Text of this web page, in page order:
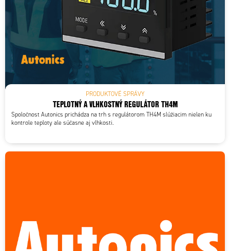
PRODUKTOVÉ SPRÁVY
TEPLOTNÝ A VLHKOSTNÝ REGULÁTOR TH4M
Spoločnost Autonics prichádza na trh s regulátorom TH4M slúžiacim nielen ku
kontrole teploty ale súčasne aj vlhkosti.